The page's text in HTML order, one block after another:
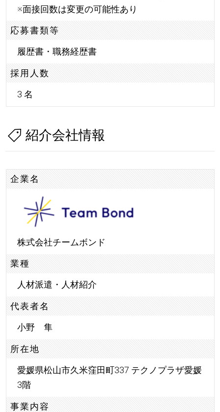
※面接回数は変更の可能性あり
応募書類等
履歴書・職務経歴書
採用人数
3 名
紹介会社情報
企業名
株式会社チームボンド
業種
人材派遣・人材紹介
代表者名
小野 隼
所在地
愛媛県松山市久米窪田町337 テクノプラザ愛媛
3階
事業内容